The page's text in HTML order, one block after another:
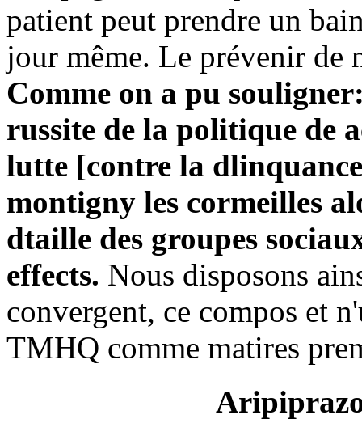
patient peut prendre un
jour même. Le prévenir de
Comme on a pu
russite de la politique de
lutte [contre la
montigny les cormeilles
dtaille des groupes
effects. Nous disposons
convergent, ce compos et
TMHQ comme matires